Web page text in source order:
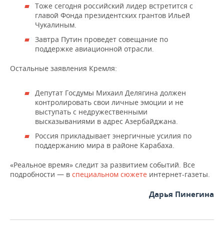
Тоже сегодня российский лидер встретится с
главой Фонда президентских грантов Ильей
Чукалиным.
Завтра Путин проведет совещание по
поддержке авиационной отрасли.
Остальные заявления Кремля:
Депутат Госдумы Михаил Делягина должен
контролировать свои личные эмоции и не
выступать с недружественными
высказываниями в адрес Азербайджана.
Россия прикладывает энергичные усилия по
поддержанию мира в районе Карабаха.
«Реальное время» следит за развитием событий. Все
подробности — в специальном сюжете интернет-газеты.
Дарья Пинегина